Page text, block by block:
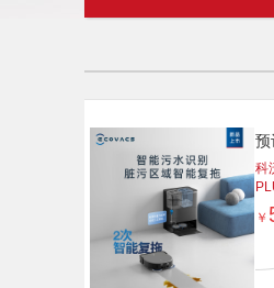
预
吸
器
科
￥